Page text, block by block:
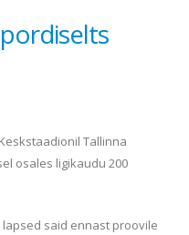
Tallinna
osales ligikaudu 200
said ennast proovile